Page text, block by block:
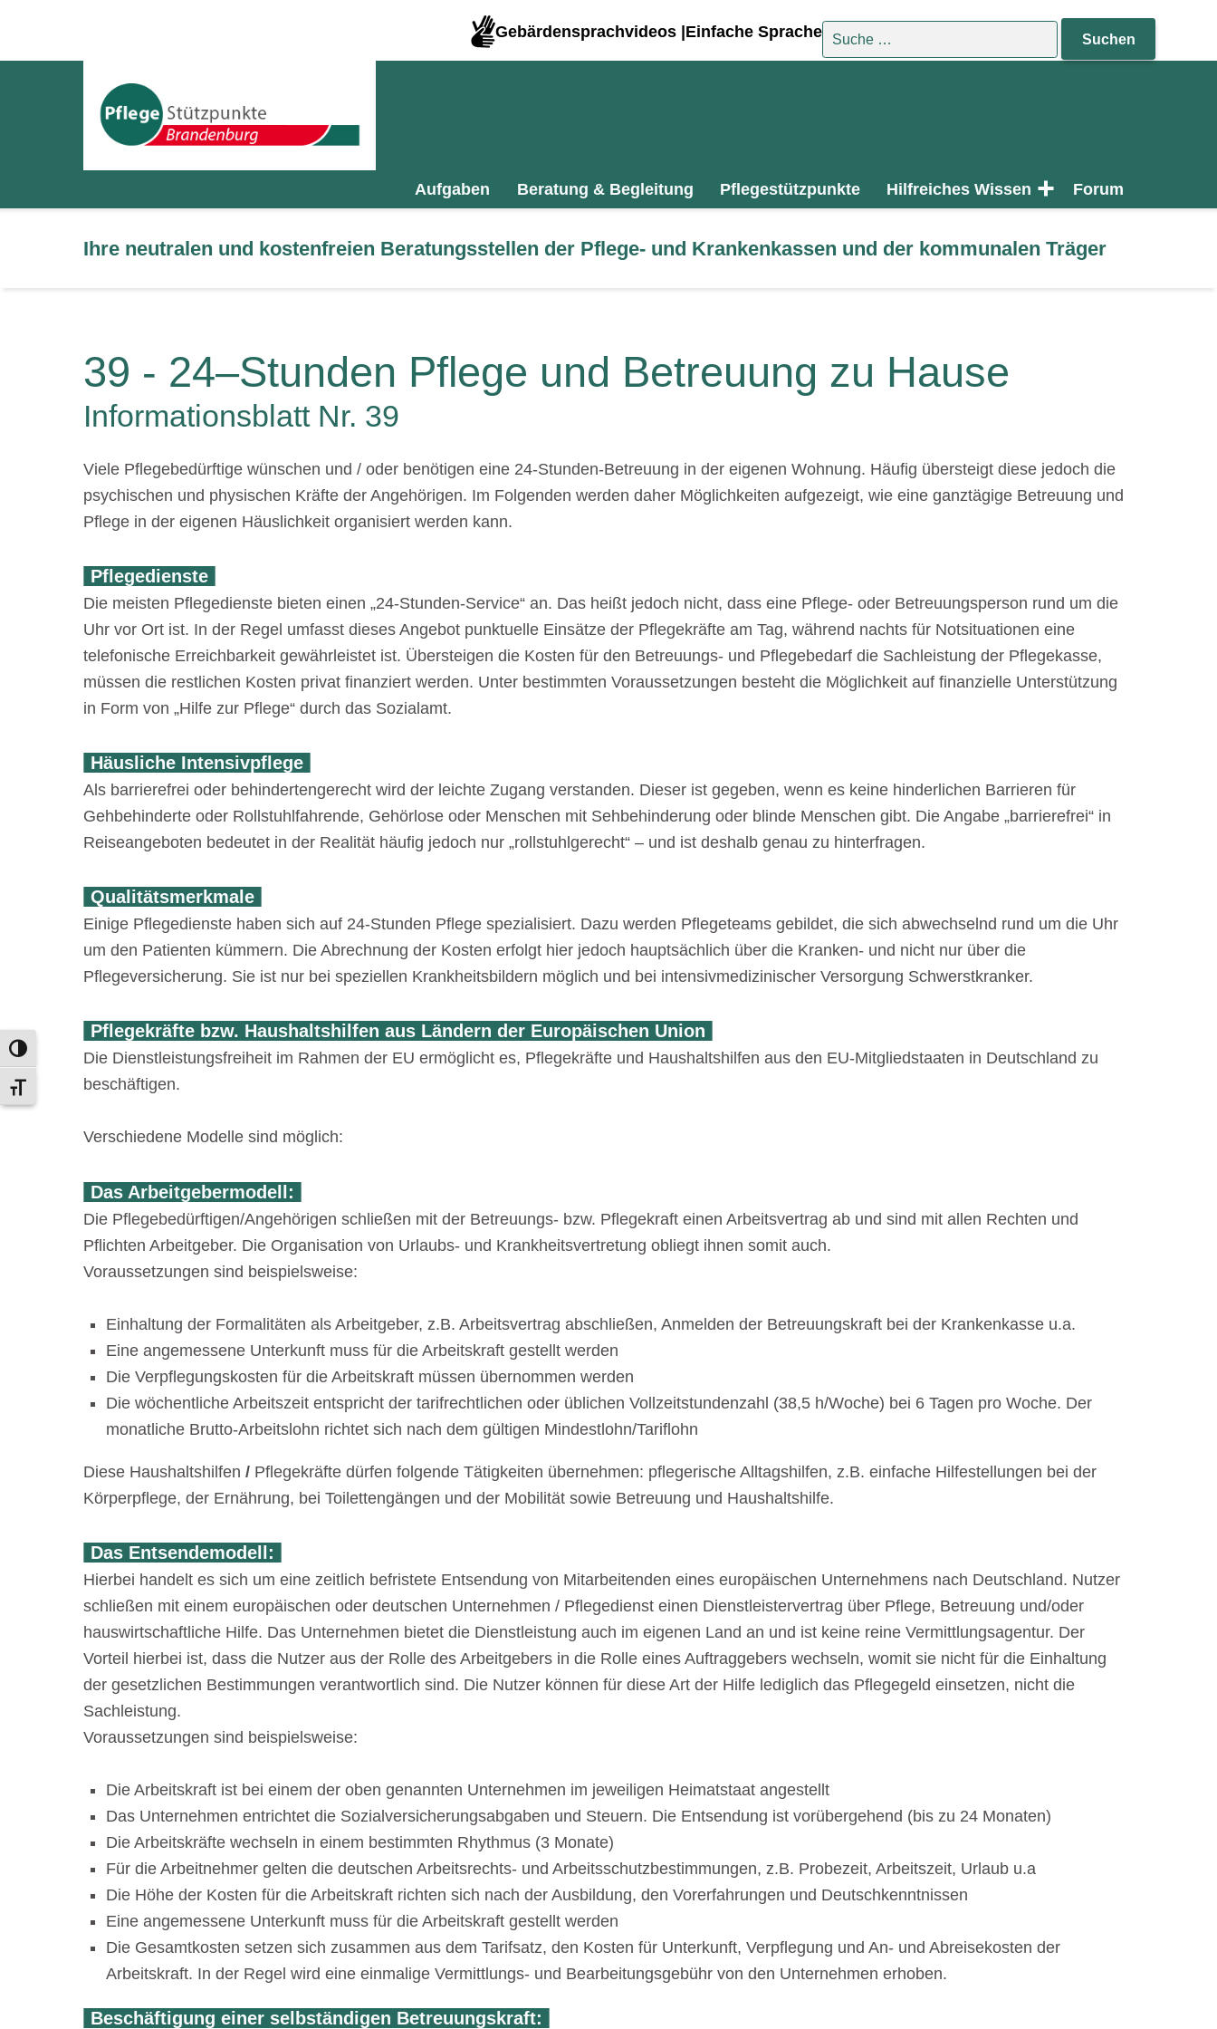
Umschalten auf hohe Kontraste
Schrift vergrößern
Gebärdensprachvideos |Einfache Sprache
Suche nach:
Aufgaben Beratung & Begleitung Pflegestützpunkte Hilfreiches Wissen Forum
Ihre neutralen und kostenfreien Beratungsstellen der Pflege- und Krankenkassen und der kommunalen Träger
39 - 24–Stunden Pflege und Betreuung zu Hause
Informationsblatt Nr. 39
Viele Pflegebedürftige wünschen und / oder benötigen eine 24-Stunden-Betreuung in der eigenen Wohnung. Häufig übersteigt diese jedoch die
psychischen und physischen Kräfte der Angehörigen. Im Folgenden werden daher Möglichkeiten aufgezeigt, wie eine ganztägige Betreuung und
Pflege in der eigenen Häuslichkeit organisiert werden kann.
Pflegedienste
Die meisten Pflegedienste bieten einen „24-Stunden-Service“ an. Das heißt jedoch nicht, dass eine Pflege- oder Betreuungsperson rund um die
Uhr vor Ort ist. In der Regel umfasst dieses Angebot punktuelle Einsätze der Pflegekräfte am Tag, während nachts für Notsituationen eine
telefonische Erreichbarkeit gewährleistet ist. Übersteigen die Kosten für den Betreuungs- und Pflegebedarf die Sachleistung der Pflegekasse,
müssen die restlichen Kosten privat finanziert werden. Unter bestimmten Voraussetzungen besteht die Möglichkeit auf finanzielle Unterstützung
in Form von „Hilfe zur Pflege“ durch das Sozialamt.
Häusliche Intensivpflege
Als barrierefrei oder behindertengerecht wird der leichte Zugang verstanden. Dieser ist gegeben, wenn es keine hinderlichen Barrieren für
Gehbehinderte oder Rollstuhlfahrende, Gehörlose oder Menschen mit Sehbehinderung oder blinde Menschen gibt. Die Angabe „barrierefrei“ in
Reiseangeboten bedeutet in der Realität häufig jedoch nur „rollstuhlgerecht“ – und ist deshalb genau zu hinterfragen.
Qualitätsmerkmale
Einige Pflegedienste haben sich auf 24-Stunden Pflege spezialisiert. Dazu werden Pflegeteams gebildet, die sich abwechselnd rund um die Uhr
um den Patienten kümmern. Die Abrechnung der Kosten erfolgt hier jedoch hauptsächlich über die Kranken- und nicht nur über die
Pflegeversicherung. Sie ist nur bei speziellen Krankheitsbildern möglich und bei intensivmedizinischer Versorgung Schwerstkranker.
Pflegekräfte bzw. Haushaltshilfen aus Ländern der Europäischen Union
Die Dienstleistungsfreiheit im Rahmen der EU ermöglicht es, Pflegekräfte und Haushaltshilfen aus den EU-Mitgliedstaaten in Deutschland zu
beschäftigen.
Verschiedene Modelle sind möglich:
Das Arbeitgebermodell:
Die Pflegebedürftigen/Angehörigen schließen mit der Betreuungs- bzw. Pflegekraft einen Arbeitsvertrag ab und sind mit allen Rechten und
Pflichten Arbeitgeber. Die Organisation von Urlaubs- und Krankheitsvertretung obliegt ihnen somit auch.
Voraussetzungen sind beispielsweise:
Einhaltung der Formalitäten als Arbeitgeber, z.B. Arbeitsvertrag abschließen, Anmelden der Betreuungskraft bei der Krankenkasse u.a.
Eine angemessene Unterkunft muss für die Arbeitskraft gestellt werden
Die Verpflegungskosten für die Arbeitskraft müssen übernommen werden
Die wöchentliche Arbeitszeit entspricht der tarifrechtlichen oder üblichen Vollzeitstundenzahl (38,5 h/Woche) bei 6 Tagen pro Woche. Der
monatliche Brutto-Arbeitslohn richtet sich nach dem gültigen Mindestlohn/Tariflohn
Diese Haushaltshilfen / Pflegekräfte dürfen folgende Tätigkeiten übernehmen: pflegerische Alltagshilfen, z.B. einfache Hilfestellungen bei der
Körperpflege, der Ernährung, bei Toilettengängen und der Mobilität sowie Betreuung und Haushaltshilfe.
Das Entsendemodell:
Hierbei handelt es sich um eine zeitlich befristete Entsendung von Mitarbeitenden eines europäischen Unternehmens nach Deutschland. Nutzer
schließen mit einem europäischen oder deutschen Unternehmen / Pflegedienst einen Dienstleistervertrag über Pflege, Betreuung und/oder
hauswirtschaftliche Hilfe. Das Unternehmen bietet die Dienstleistung auch im eigenen Land an und ist keine reine Vermittlungsagentur. Der
Vorteil hierbei ist, dass die Nutzer aus der Rolle des Arbeitgebers in die Rolle eines Auftraggebers wechseln, womit sie nicht für die Einhaltung
der gesetzlichen Bestimmungen verantwortlich sind. Die Nutzer können für diese Art der Hilfe lediglich das Pflegegeld einsetzen, nicht die
Sachleistung.
Voraussetzungen sind beispielsweise:
Die Arbeitskraft ist bei einem der oben genannten Unternehmen im jeweiligen Heimatstaat angestellt
Das Unternehmen entrichtet die Sozialversicherungsabgaben und Steuern. Die Entsendung ist vorübergehend (bis zu 24 Monaten)
Die Arbeitskräfte wechseln in einem bestimmten Rhythmus (3 Monate)
Für die Arbeitnehmer gelten die deutschen Arbeitsrechts- und Arbeitsschutzbestimmungen, z.B. Probezeit, Arbeitszeit, Urlaub u.a
Die Höhe der Kosten für die Arbeitskraft richten sich nach der Ausbildung, den Vorerfahrungen und Deutschkenntnissen
Eine angemessene Unterkunft muss für die Arbeitskraft gestellt werden
Die Gesamtkosten setzen sich zusammen aus dem Tarifsatz, den Kosten für Unterkunft, Verpflegung und An- und Abreisekosten der
Arbeitskraft. In der Regel wird eine einmalige Vermittlungs- und Bearbeitungsgebühr von den Unternehmen erhoben.
Beschäftigung einer selbständigen Betreuungskraft: